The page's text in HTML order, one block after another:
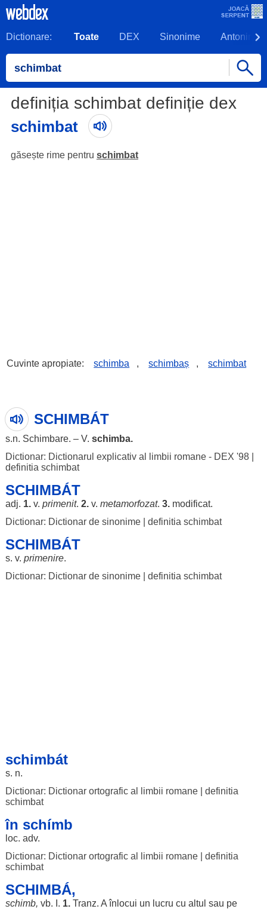
Dictionare: Toate DEX Sinonime Antonime
definiția schimbat definiție dex
schimbat
găsește rime pentru schimbat
Cuvinte apropiate: schimba , schimbaș , schimbat
SCHIMBÁT
s.n. Schimbare. – V. schimba.
Dictionar: Dictionarul explicativ al limbii romane - DEX '98|
definitia schimbat
SCHIMBÁT
adj. 1.v. primenit. 2.v. metamorfozat. 3. modificat.
Dictionar: Dictionar de sinonime| definitia schimbat
SCHIMBÁT
s. v. primenire.
Dictionar: Dictionar de sinonime| definitia schimbat
schimbát
s. n.
Dictionar: Dictionar ortografic al limbii romane| definitia
schimbat
în schímb
loc. adv.
Dictionar: Dictionar ortografic al limbii romane| definitia
schimbat
SCHIMBÁ,
schimb, vb. I. 1.Tranz. Aînlocui un lucru cu altul sau pe